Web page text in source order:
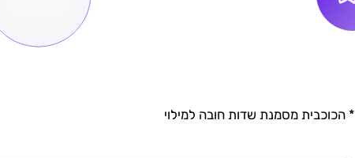
* הכוכבית מסמנת שדות חובה למילוי